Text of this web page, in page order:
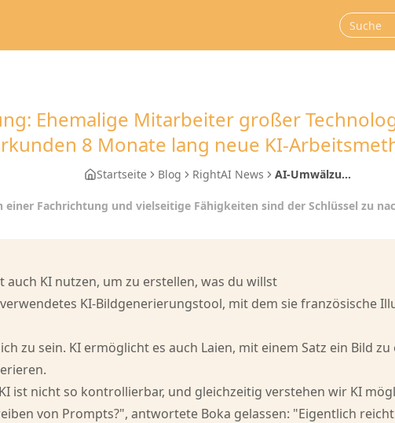
Ehemalige Mitarbeiter großer
8 Monate lang neue KI-
Startseite Blog RightAI News AI-Umwälzu...
einer Fachrichtung und vielseitige Fähigkeiten sind der Schlüssel zu
KI nutzen, um zu erstellen, was du willst
KI-Bildgenerierungstool, mit dem sie französische
zu sein. KI ermöglicht es auch Laien, mit einem Satz ein Bild
ist nicht so kontrollierbar, und gleichzeitig verstehen wir KI
von Prompts?", antwortete Boka gelassen: "Eigentlich